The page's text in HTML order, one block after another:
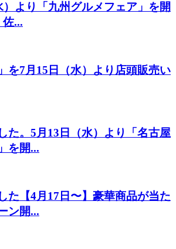
）より「九州グルメフェア」を開
...
を7月15日（水）より店頭販売い
た。5月13日（水）より「名古屋
を開...
た【4月17日〜】豪華商品が当た
ン開...